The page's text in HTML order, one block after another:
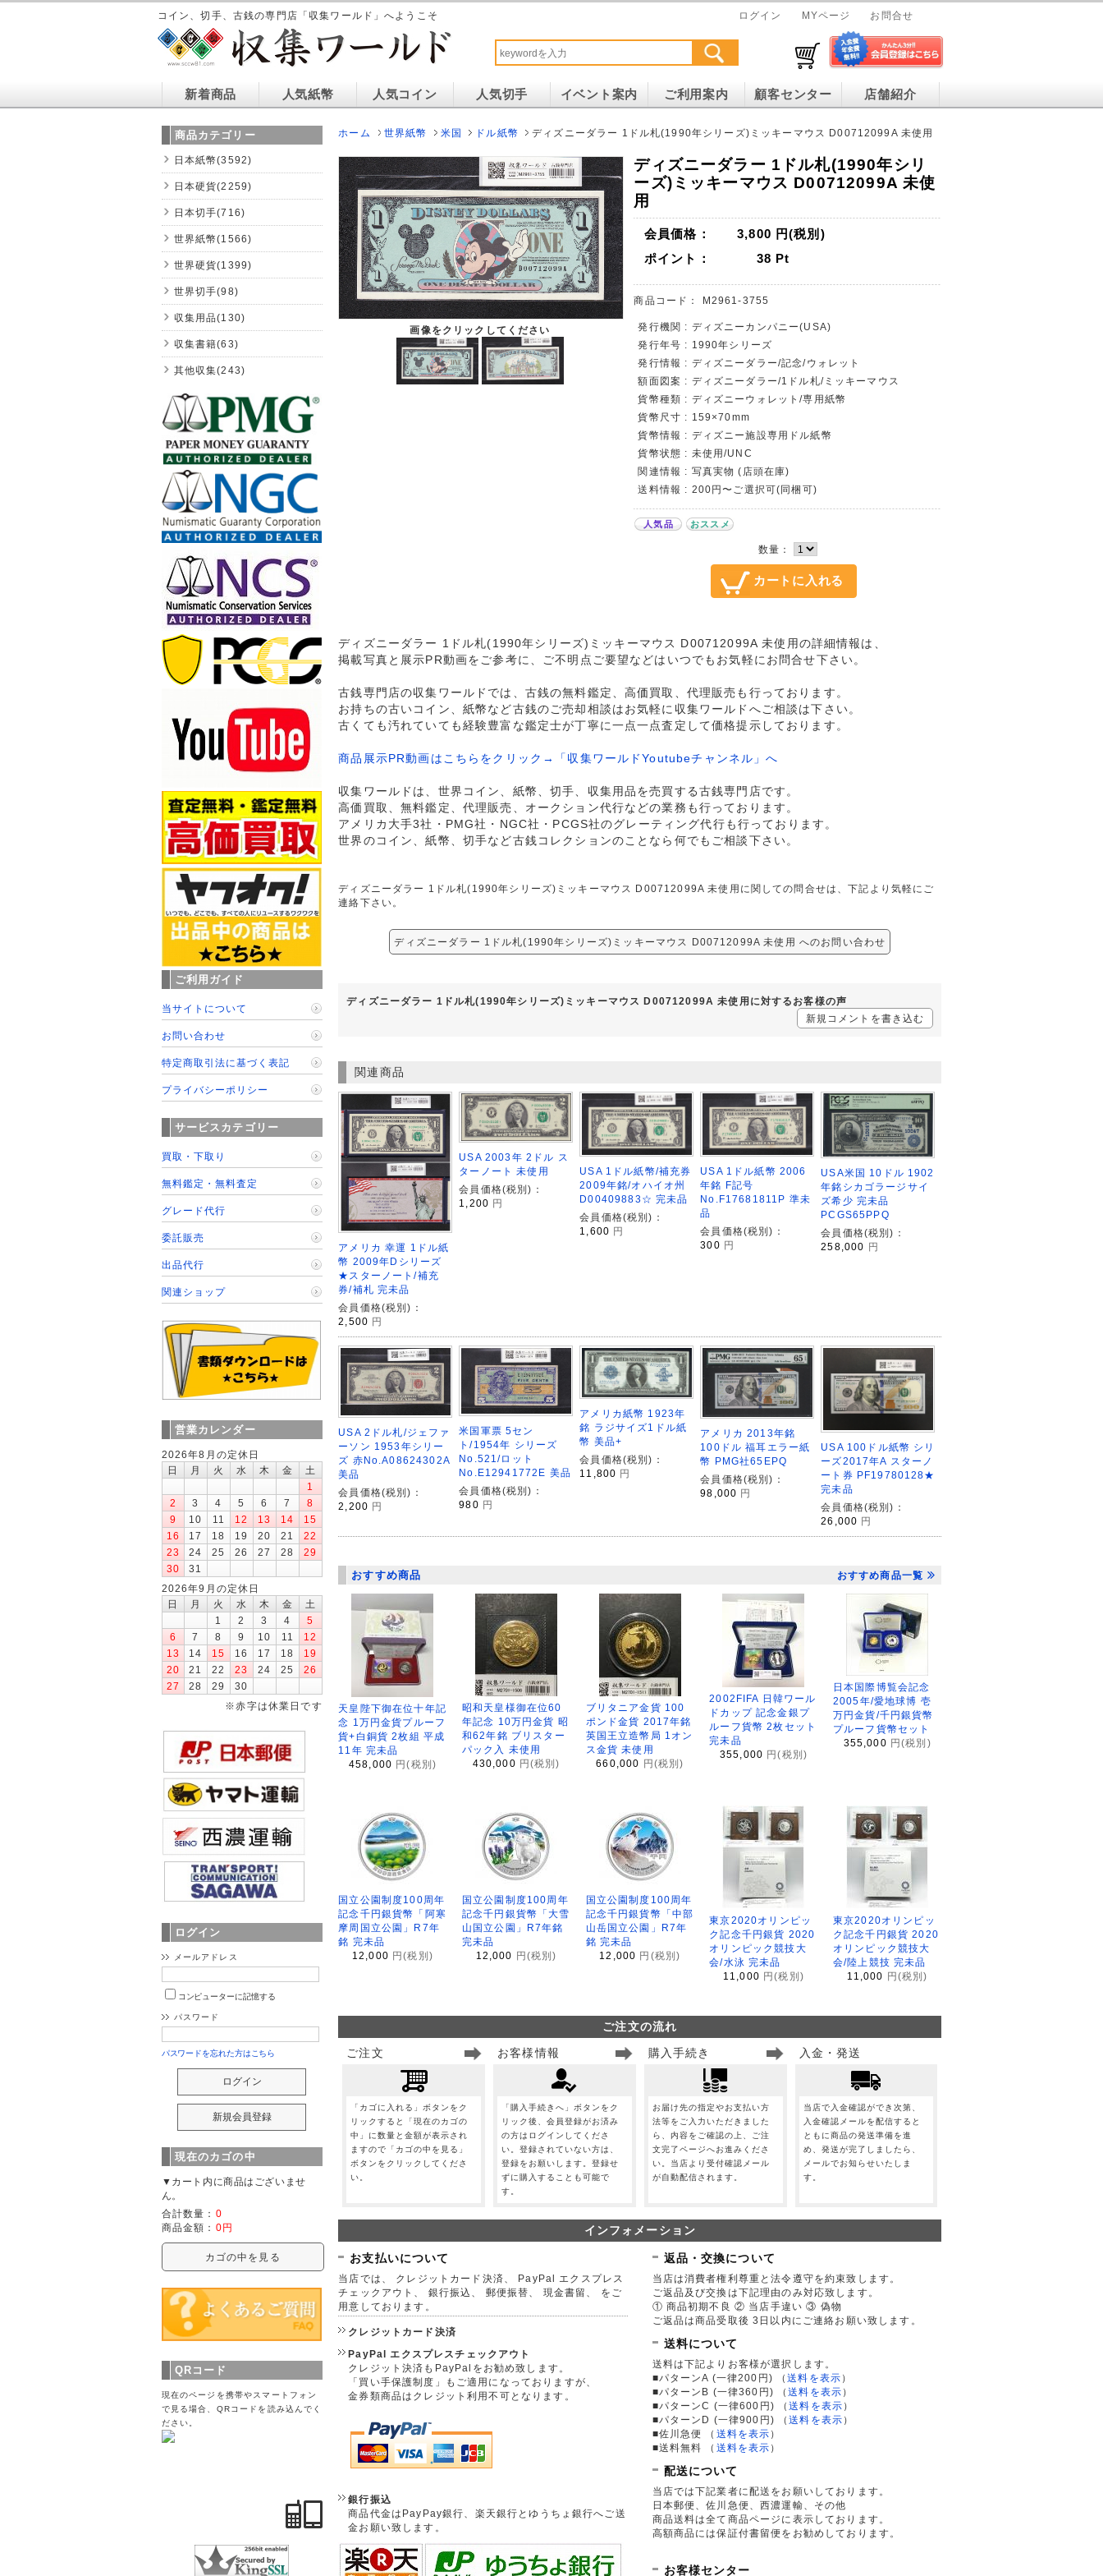
コイン、切手、古銭の専門店「収集ワールド」へようこそ ログイン MYページ お問合せ
新着商品 人気紙幣 人気コイン 人気切手 イベント案内 ご利用案内 顧客センター 店舗紹介
ホーム 世界紙幣 米国 ドル紙幣 ディズニーダラー 1ドル札(1990年シリーズ)ミッキーマウス D00712099A 未使用
画像をクリックしてください
ディズニーダラー 1ドル札(1990年シリ
ーズ)ミッキーマウス D00712099A 未使
用
会員価格： 3,800 円(税別)
ポイント：
38 Pt
商品コード： M2961-3755
発行機関 : ディズニーカンパニー(USA)
発行年号 : 1990年シリーズ
発行情報 : ディズニーダラー/記念/ウォレット
額面図案 : ディズニーダラー/1ドル札/ミッキーマウス
貨幣種類 : ディズニーウォレット/専用紙幣
貨幣尺寸 : 159×70mm
貨幣情報 : ディズニー施設専用ドル紙幣
貨幣状態 : 未使用/UNC
関連情報 : 写真実物 (店頭在庫)
送料情報 : 200円〜ご選択可(同梱可)
人気品 おススメ
数量：
ディズニーダラー 1ドル札(1990年シリーズ)ミッキーマウス D00712099A 未使用の詳細情報は、
掲載写真と展示PR動画をご参考に、ご不明点ご要望などはいつでもお気軽にお問合せ下さい。
古銭専門店の収集ワールドでは、古銭の無料鑑定、高価買取、代理販売も行っております。
お持ちの古いコイン、紙幣など古銭のご売却相談はお気軽に収集ワールドへご相談は下さい。
古くても汚れていても経験豊富な鑑定士が丁寧に一点一点査定して価格提示しております。
商品展示PR動画はこちらをクリック→「収集ワールドYoutubeチャンネル」へ
収集ワールドは、世界コイン、紙幣、切手、収集用品を売買する古銭専門店です。
高価買取、無料鑑定、代理販売、オークション代行などの業務も行っております。
アメリカ大手3社・PMG社・NGC社・PCGS社のグレーティング代行も行っております。
世界のコイン、紙幣、切手など古銭コレクションのことなら何でもご相談下さい。
ディズニーダラー 1ドル札(1990年シリーズ)ミッキーマウス D00712099A 未使用に関しての問合せは、下記より気軽にご
連絡下さい。
ディズニーダラー 1ドル札(1990年シリーズ)ミッキーマウス D00712099A 未使用 へのお問い合わせ
ディズニーダラー 1ドル札(1990年シリーズ)ミッキーマウス D00712099A 未使用に対するお客様の声
新規コメントを書き込む
関連商品
アメリカ 幸運 1ドル紙
幣 2009年Dシリーズ
★スターノート/補充
券/補札 完未品
会員価格(税別)：
2,500 円
USA 2003年 2ドル ス
ターノート 未使用
会員価格(税別)：
1,200 円
USA 1ドル紙幣/補充券
2009年銘/オハイオ州
D00409883☆ 完未品
会員価格(税別)：
1,600 円
USA 1ドル紙幣 2006
年銘 F記号
No.F17681811P 準未
品
会員価格(税別)：
300 円
USA米国 10ドル 1902
年銘シカゴラージサイ
ズ希少 完未品
PCGS65PPQ
会員価格(税別)：
258,000
円
USA 2ドル札/ジェファ
ーソン 1953年シリー
ズ 赤No.A08624302A
美品
会員価格(税別)：
2,200 円
米国軍票 5セン
ト/1954年 シリーズ
No.521/ロット
No.E12941772E 美品
会員価格(税別)：
980 円
アメリカ紙幣 1923年
銘 ラジサイズ1ドル紙
幣 美品+
会員価格(税別)：
11,800 円
アメリカ 2013年銘
100ドル 福耳エラー紙
幣 PMG社65EPQ
会員価格(税別)：
98,000 円
USA 100ドル紙幣 シリ
ーズ2017年A スターノ
ート券 PF19780128★
完未品
会員価格(税別)：
26,000 円
おすすめ商品 おすすめ商品一覧
天皇陛下御在位十年記
念 1万円金貨プルーフ
貨+白銅貨 2枚組 平成
11年 完未品
458,000 円(税別)
昭和天皇様御在位60
年記念 10万円金貨 昭
和62年銘 ブリスター
パック入 未使用
430,000 円(税別)
ブリタニア金貨 100
ポンド金貨 2017年銘
英国王立造幣局 1オン
ス金貨 未使用
660,000
円(税別)
2002FIFA 日韓ワール
ドカップ 記念金銀プ
ルーフ貨幣 2枚セット
完未品
355,000 円(税別)
日本国際博覧会記念
2005年/愛地球博 壱
万円金貨/千円銀貨幣
プルーフ貨幣セット
355,000 円(税別)
国立公園制度100周年
記念千円銀貨幣「阿寒
摩周国立公園」R7年
銘 完未品
12,000 円(税別)
国立公園制度100周年
記念千円銀貨幣「大雪
山国立公園」R7年銘
完未品
12,000 円(税別)
国立公園制度100周年
記念千円銀貨幣「中部
山岳国立公園」R7年
銘 完未品
12,000 円(税別)
東京2020オリンピッ
ク記念千円銀貨 2020
オリンピック競技大
会/水泳 完未品
11,000 円(税別)
東京2020オリンピッ
ク記念千円銀貨 2020
オリンピック競技大
会/陸上競技 完未品
11,000 円(税別)
ご注文の流れ
ご注文
「カゴに入れる」ボタンをク
リックすると「現在のカゴの
中」に数量と金額が表示され
ますので「カゴの中を見る」
ボタンをクリックしてくださ
い。
お客様情報
「購入手続きへ」ボタンをク
リック後、会員登録がお済み
の方はログインしてくださ
い。登録されていない方は、
登録をお願いします。登録せ
ずに購入することも可能で
す。
購入手続き
お届け先の指定やお支払い方
法等をご入力いただきました
ら、内容をご確認の上、ご注
文完了ページへお進みくださ
い。当店より受付確認メール
が自動配信されます。
入金・発送
当店で入金確認ができ次第、
入金確認メールを配信すると
ともに商品の発送準備を進
め、発送が完了しましたら、
メールでお知らせいたしま
す。
インフォメーション
お支払いについて
当店では、 クレジットカード決済、 PayPal エクスプレス
チェックアウト、 銀行振込、 郵便振替、 現金書留、 をご
用意しております。
クレジットカード決済
PayPal エクスプレスチェックアウト
クレジット決済もPayPalをお勧め致します。
「買い手保護制度」もご適用になっておりますが、
金券類商品はクレジット利用不可となります。
銀行振込
商品代金はPayPay銀行、楽天銀行とゆうちょ銀行へご送
金お願い致します。
返品・交換について
当店は消費者権利尊重と法令遵守を約束致します。
ご返品及び交換は下記理由のみ対応致します。
① 商品初期不良 ② 当店手違い ③ 偽物
ご返品は商品受取後 3日以内にご連絡お願い致します。
送料について
送料は下記よりお客様が選択します。
■パターンA (一律200円)
（送料を表示 ）
■パターンB (一律360円)
（送料を表示 ）
■パターンC (一律600円)
（送料を表示 ）
■パターンD (一律900円)
（送料を表示 ）
■佐川急便
（ 送料を表示 ）
■送料無料
（ 送料を表示 ）
配送について
当店では下記業者に配送をお願いしております。
日本郵便、佐川急便、西濃運輸、その他
商品送料は全て商品ページに表示しております。
高額商品には保証付書留便をお勧めしております。
お客様センター
商品カテゴリー
日本紙幣(3592)
日本硬貨(2259)
日本切手(716)
世界紙幣(1566)
世界硬貨(1399)
世界切手(98)
収集用品(130)
収集書籍(63)
其他収集(243)
ご利用ガイド
当サイトについて
お問い合わせ
特定商取引法に基づく表記
プライバシーポリシー
サービスカテゴリー
買取・下取り
無料鑑定・無料査定
グレード代行
委託販売
出品代行
関連ショップ
営業カレンダー
2026年8月の定休日
日
月 火 水 木 金
土
1
2
3 4 5 6 7
8
9
10 11 12 13 14
15
16
17 18 19 20 21
22
23
24 25 26 27 28
29
30
31
2026年9月の定休日
日
月 火 水 木 金
土
1
2 3 4
5
6
7 8 9 10 11
12
13
14 15 16 17 18
19
20
21 22 23 24 25
26
27
28 29
30
※赤字は休業日です
ログイン
メールアドレス
コンピューターに記憶する
パスワード
パスワードを忘れた方はこちら
現在のカゴの中
▼カート内に商品はございませ
ん。
合計数量： 0
商品金額： 0円
カゴの中を見る
QRコード
現在のページを携帯やスマートフォン
で見る場合、QRコードを読み込んでく
ださい。